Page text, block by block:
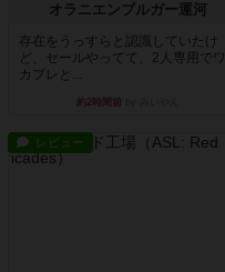
オラニエンブルガー運河
存在をうっすらと認識していたけ
ど、セールやってて、2人専用でワ
カプレと...
約2時間前
レビュー